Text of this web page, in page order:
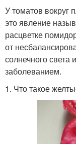
У томатов вокруг
это явление
расцветке
от
солнечного
заболеванием.
1. Что такое